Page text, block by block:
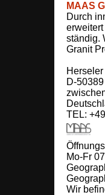
MAAS
Durch
ständig.
Granit
D-50389
TEL:
Mo-Fr
Wir